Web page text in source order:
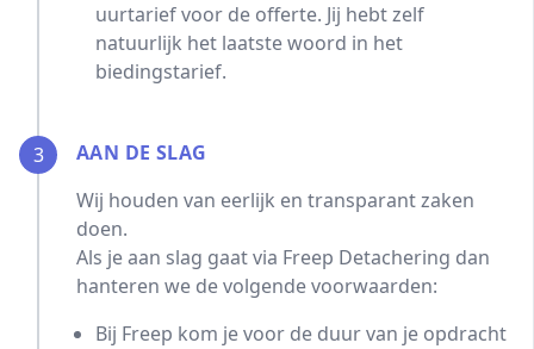
uurtarief voor de offerte. Jij hebt zelf
natuurlijk het laatste woord in het
biedingstarief.
3
AAN DE SLAG
Wij houden van eerlijk en transparant zaken
doen.
Als je aan slag gaat via Freep Detachering dan
hanteren we de volgende voorwaarden:
Bij Freep kom je voor de duur van je opdracht